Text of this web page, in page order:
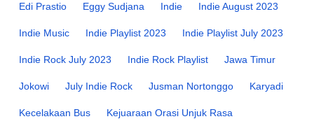
Edi Prastio Eggy Sudjana Indie Indie August 2023
Indie Music Indie Playlist 2023 Indie Playlist July 2023
Indie Rock July 2023 Indie Rock Playlist Jawa Timur
Jokowi July Indie Rock Jusman Nortonggo Karyadi
Kecelakaan Bus Kejuaraan Orasi Unjuk Rasa